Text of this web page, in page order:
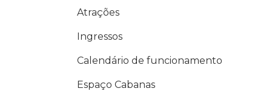
Atrações
Ingressos
Calendário de funcionamento
Espaço Cabanas